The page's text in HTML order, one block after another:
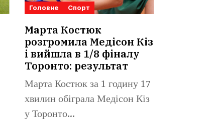
Головне Спорт
Марта Костюк
розгромила Медісон Кіз
і вийшла в 1/8 фіналу
Торонто: результат
Марта Костюк за 1 годину 17
хвилин обіграла Медісон Кіз
у Торонто...